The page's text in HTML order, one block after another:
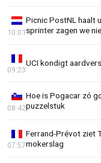
Picnic PostNL haalt
sprinter zagen we
10:01
UCI kondigt
09:23
Hoe is Pogacar zó
puzzelstuk
08:42
Ferrand-Prévot ziet
mokerslag
07:57